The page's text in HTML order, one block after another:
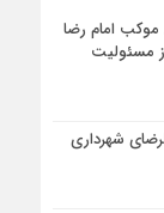
امام رضا
مسئولیت
شهرداری